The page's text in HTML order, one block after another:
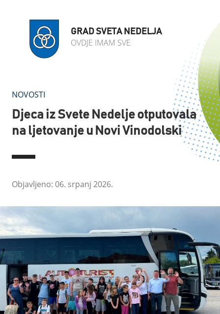
GRAD SVETA NEDELJA
OVDJE IMAM SVE
NOVOSTI
Djeca iz Svete Nedelje otputovala
na ljetovanje u Novi Vinodolski
Objavljeno: 06. srpanj 2026.